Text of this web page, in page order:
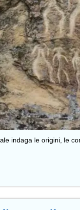
indaga le origini, le